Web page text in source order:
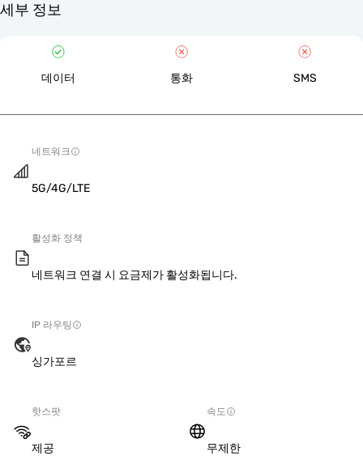
세부 정보
데이터 통화 SMS
네트워크
5G/4G/LTE
활성화 정책
네트워크 연결 시 요금제가 활성화됩니다.
IP 라우팅
싱가포르
핫스팟
제공
속도
무제한